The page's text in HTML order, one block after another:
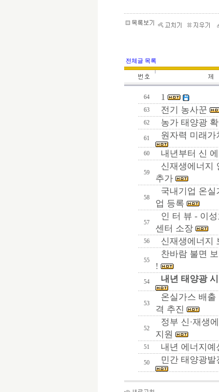
전체글 목록
64 1
63 전기 농사꾼
62 농가 태양광
61 원자력 미래
60 내년부터 신
59
신재생에너지
추가
58
국내기업 온실
업 등록
57
인 터 뷰 - 이
센터 소장
56 신재생에너지
55
찬바람 불면
!
54 내년 태양광
53
온실가스 배출
격 추진
52
정부 신·재생
지원
51 내년 에너지
50 민간 태양광